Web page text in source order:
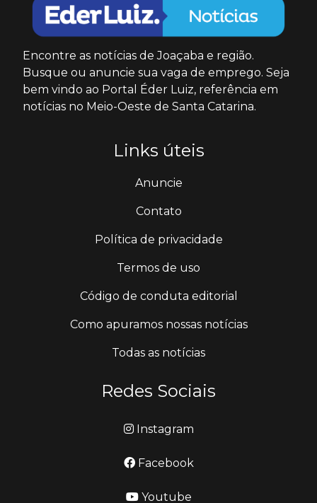
Encontre as notícias de Joaçaba e região.
Busque ou anuncie sua vaga de emprego. Seja
bem vindo ao Portal Éder Luiz, referência em
notícias no Meio-Oeste de Santa Catarina.
Links úteis
Anuncie
Contato
Política de privacidade
Termos de uso
Código de conduta editorial
Como apuramos nossas notícias
Todas as notícias
Redes Sociais
Instagram
Facebook
Youtube